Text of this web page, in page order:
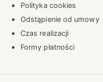
Polityka cookies
Odstąpienie od umowy
Czas realizacji
Formy płatności